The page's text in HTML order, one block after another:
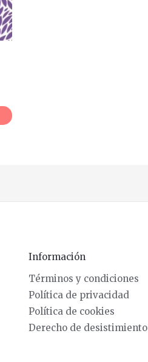
Información
Términos y condiciones
Política de privacidad
Política de cookies
Derecho de desistimiento